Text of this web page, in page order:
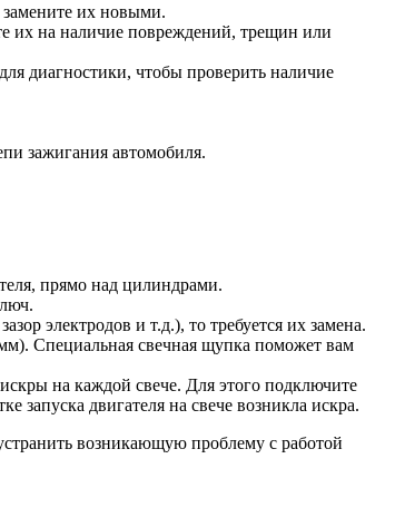
замените их новыми.
их на наличие повреждений, трещин или
диагностики, чтобы проверить наличие
зажигания автомобиля.
прямо над цилиндрами.
электродов и т.д.), то требуется их замена.
Специальная свечная щупка поможет вам
на каждой свече. Для этого подключите
запуска двигателя на свече возникла искра.
возникающую проблему с работой